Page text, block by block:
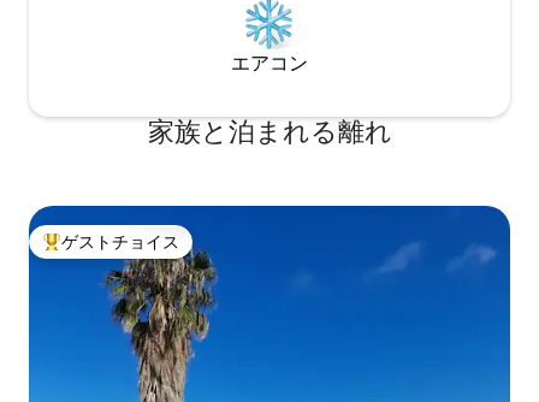
エアコン
家族と泊まれる離れ
大好評のゲストチョイスです。
ゲストチョイス